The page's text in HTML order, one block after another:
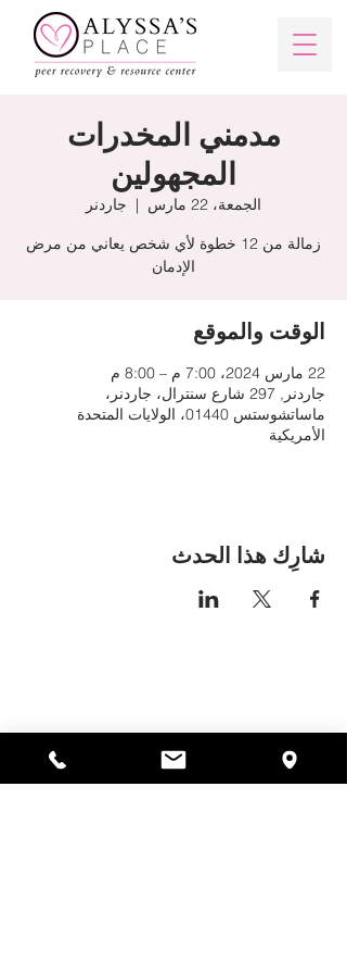
مدمني المخدرات
المجهولين
الجمعة، 22 مارس
  |
جاردنر
زمالة من 12 خطوة لأي شخص يعاني من مرض
الإدمان
الوقت والموقع
22 مارس 2024، 7:00 م – 8:00 م
جاردنر, 297 شارع سنترال، جاردنر،
ماساتشوستس 01440، الولايات المتحدة
الأمريكية
شارِك هذا الحدث
978-364-0920